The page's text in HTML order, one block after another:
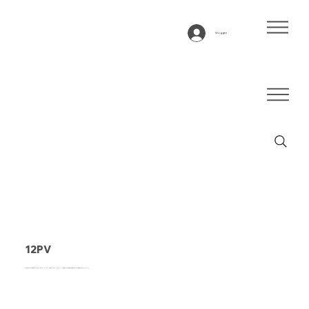
Inloggen
12PV
Transportband type 12PV PVC met vilt, wit, 2-laags breedtestabiel weefsel (R/RA)